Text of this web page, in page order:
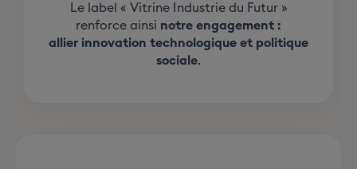
Le label « Vitrine Industrie du Futur »
renforce ainsi notre engagement :
allier innovation technologique et politique
sociale.